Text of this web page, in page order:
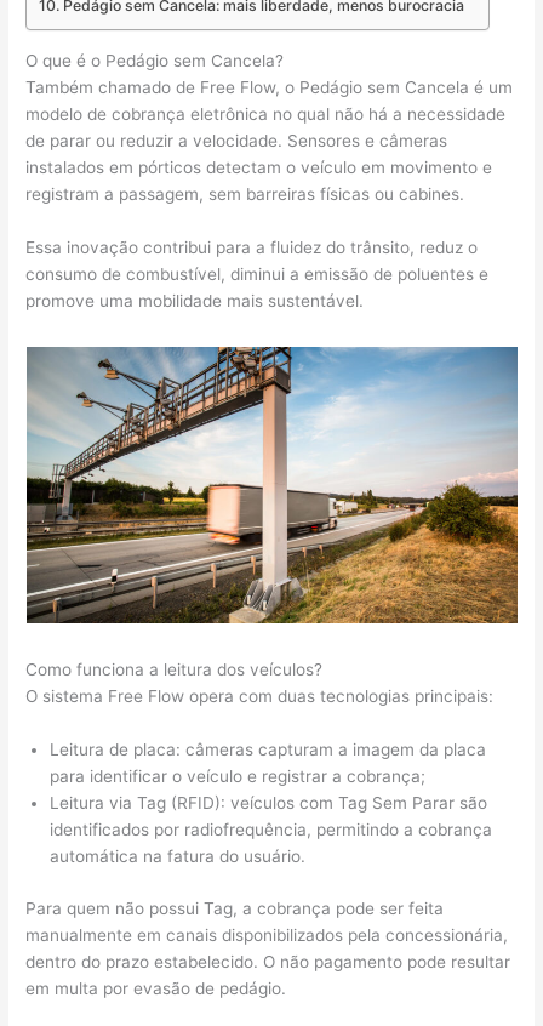
Pedágio sem Cancela: mais liberdade, menos burocracia
O que é o Pedágio sem Cancela?
Também chamado de Free Flow, o Pedágio sem Cancela é um
modelo de cobrança eletrônica no qual não há a necessidade
de parar ou reduzir a velocidade. Sensores e câmeras
instalados em pórticos detectam o veículo em movimento e
registram a passagem, sem barreiras físicas ou cabines.
Essa inovação contribui para a fluidez do trânsito, reduz o
consumo de combustível, diminui a emissão de poluentes e
promove uma mobilidade mais sustentável.
Como funciona a leitura dos veículos?
O sistema Free Flow opera com duas tecnologias principais:
Leitura de placa: câmeras capturam a imagem da placa
para identificar o veículo e registrar a cobrança;
Leitura via Tag (RFID): veículos com Tag Sem Parar são
identificados por radiofrequência, permitindo a cobrança
automática na fatura do usuário.
Para quem não possui Tag, a cobrança pode ser feita
manualmente em canais disponibilizados pela concessionária,
dentro do prazo estabelecido. O não pagamento pode resultar
em multa por evasão de pedágio.